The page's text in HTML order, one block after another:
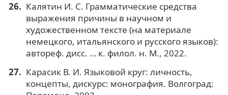
Калятин И. С. Грамматические средства
выражения причины в научном и
художественном тексте (на материале
немецкого, итальянского и русского языков):
автореф. дисс. … к. филол. н. М., 2022.
Карасик В. И. Языковой круг: личность,
концепты, дискурс: монография. Волгоград: